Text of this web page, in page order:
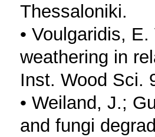
Thessaloniki.
• Voulgaridis,
weathering in
Inst. Wood Sci.
• Weiland, J.;
and fungi